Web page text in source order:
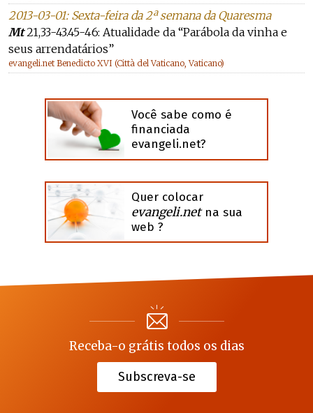
2013-03-01: Sexta-feira da 2ª semana da Quaresma
Mt21,33-43.45-46: Atualidade da “Parábola da vinha e
seus arrendatários”
evangeli.net Benedicto XVI (Città del Vaticano, Vaticano)
Você sabe como é
financiada
evangeli.net?
Quer colocar
evangeli.netna sua
web ?
Receba-o grátis todos os dias
Subscreva-se